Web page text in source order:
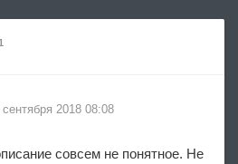
сентября 2018 08:08
совсем не понятное. Не